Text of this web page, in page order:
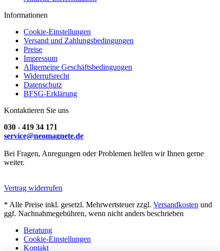
Informationen
Cookie-Einstellungen
Versand und Zahlungsbedingungen
Preise
Impressum
Allgemeine Geschäftsbedingungen
Widerrufsrecht
Datenschutz
BFSG-Erklärung
Kontaktieren Sie uns
030 - 419 34 171
service@neomagnete.de
Bei Fragen, Anregungen oder Problemen helfen wir Ihnen gerne
weiter.
Vertrag widerrufen
* Alle Preise inkl. gesetzl. Mehrwertsteuer zzgl. Versandkosten und
ggf. Nachnahmegebühren, wenn nicht anders beschrieben
Beratung
Cookie-Einstellungen
Kontakt